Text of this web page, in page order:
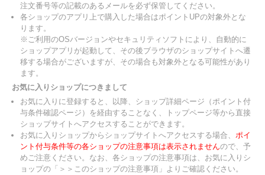
注文番号等の記載のあるメールを必ず保管してください。
各ショップのアプリ上で購入した場合はポイントUPの対象外とな
ります。
※ご利用のOSバージョンやセキュリティソフトにより、自動的に
ショップアプリが起動して、その後ブラウザのショップサイトへ遷
移する場合がございますが、その場合も対象外となる可能性があり
ます。
お気に入りショップにつきまして
お気に入りに登録すると、以降、ショップ詳細ページ（ポイント付
与条件確認ページ）を経由することなく、トップページ等から直接
ショップサイトへアクセスすることができます。
お気に入りショップからショップサイトへアクセスする場合、 ポイ
ント付与条件等の各ショップの注意事項は表示されませんので、予
めご注意ください。なお、各ショップの注意事項は、お気に入りシ
ョップの「＞＞このショップの注意事項」よりご確認ください。